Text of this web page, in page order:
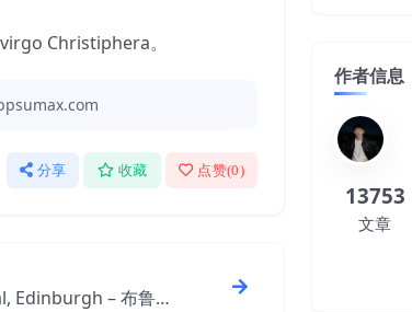
Christiphera。
分享 收藏 点赞(0)
Edinburgh – 布鲁克
作者信息
13753
文章